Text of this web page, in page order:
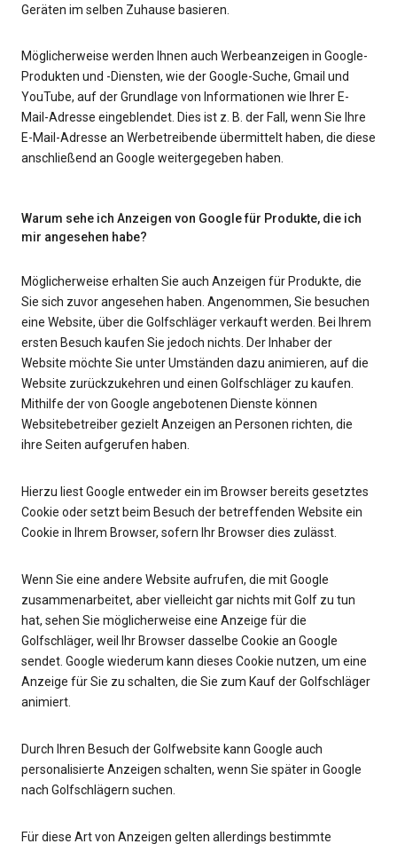
Geräten im selben Zuhause basieren.
Möglicherweise werden Ihnen auch Werbeanzeigen in Google-
Produkten und -Diensten, wie der Google-Suche, Gmail und
YouTube, auf der Grundlage von Informationen wie Ihrer E-
Mail-Adresse eingeblendet. Dies ist z. B. der Fall, wenn Sie Ihre
E-Mail-Adresse an Werbetreibende übermittelt haben, die diese
anschließend an Google weitergegeben haben.
Warum sehe ich Anzeigen von Google für Produkte, die ich
mir angesehen habe?
Möglicherweise erhalten Sie auch Anzeigen für Produkte, die
Sie sich zuvor angesehen haben. Angenommen, Sie besuchen
eine Website, über die Golfschläger verkauft werden. Bei Ihrem
ersten Besuch kaufen Sie jedoch nichts. Der Inhaber der
Website möchte Sie unter Umständen dazu animieren, auf die
Website zurückzukehren und einen Golfschläger zu kaufen.
Mithilfe der von Google angebotenen Dienste können
Websitebetreiber gezielt Anzeigen an Personen richten, die
ihre Seiten aufgerufen haben.
Hierzu liest Google entweder ein im Browser bereits gesetztes
Cookie oder setzt beim Besuch der betreffenden Website ein
Cookie in Ihrem Browser, sofern Ihr Browser dies zulässt.
Wenn Sie eine andere Website aufrufen, die mit Google
zusammenarbeitet, aber vielleicht gar nichts mit Golf zu tun
hat, sehen Sie möglicherweise eine Anzeige für die
Golfschläger, weil Ihr Browser dasselbe Cookie an Google
sendet. Google wiederum kann dieses Cookie nutzen, um eine
Anzeige für Sie zu schalten, die Sie zum Kauf der Golfschläger
animiert.
Durch Ihren Besuch der Golfwebsite kann Google auch
personalisierte Anzeigen schalten, wenn Sie später in Google
nach Golfschlägern suchen.
Für diese Art von Anzeigen gelten allerdings bestimmte